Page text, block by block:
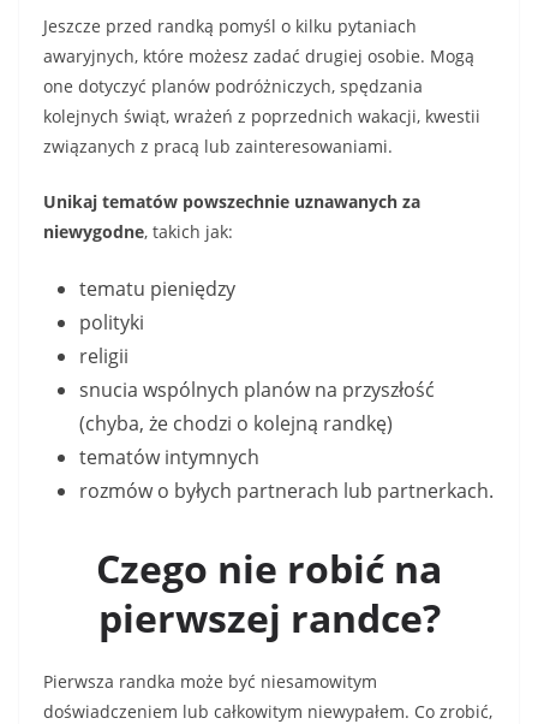
Jeszcze przed randką pomyśl o kilku pytaniach
awaryjnych, które możesz zadać drugiej osobie. Mogą
one dotyczyć planów podróżniczych, spędzania
kolejnych świąt, wrażeń z poprzednich wakacji, kwestii
związanych z pracą lub zainteresowaniami.
Unikaj tematów powszechnie uznawanych za
niewygodne, takich jak:
tematu pieniędzy
polityki
religii
snucia wspólnych planów na przyszłość
(chyba, że chodzi o kolejną randkę)
tematów intymnych
rozmów o byłych partnerach lub partnerkach.
Czego nie robić na
pierwszej randce?
Pierwsza randka może być niesamowitym
doświadczeniem lub całkowitym niewypałem. Co zrobić,